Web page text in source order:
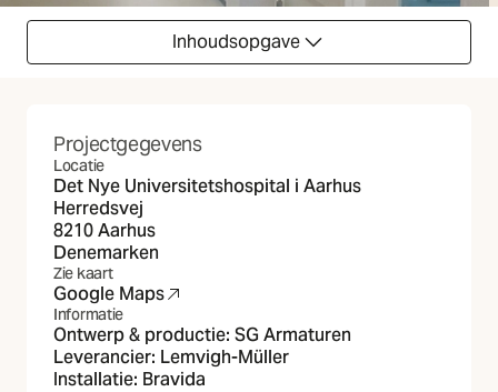
Inhoudsopgave
Projectgegevens
Locatie
Det Nye Universitetshospital i Aarhus
Herredsvej
8210 Aarhus
Denemarken
Zie kaart
Google Maps
(Opent in nieuw tabblad)
Informatie
Ontwerp & productie: SG Armaturen
Leverancier: Lemvigh-Müller
Installatie: Bravida